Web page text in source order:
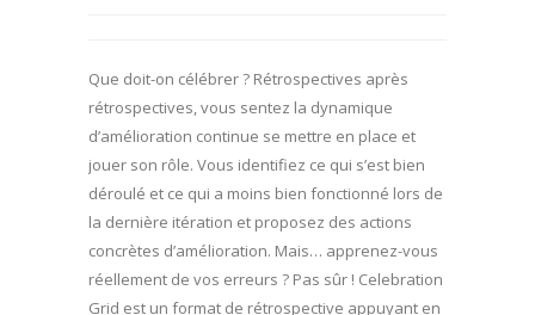
Que doit-on célébrer ? Rétrospectives après
rétrospectives, vous sentez la dynamique
d’amélioration continue se mettre en place et
jouer son rôle. Vous identifiez ce qui s’est bien
déroulé et ce qui a moins bien fonctionné lors de
la dernière itération et proposez des actions
concrètes d’amélioration. Mais… apprenez-vous
réellement de vos erreurs ? Pas sûr ! Celebration
Grid est un format de rétrospective appuyant en